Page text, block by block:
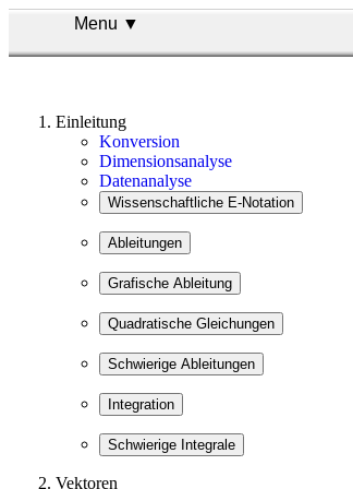
Menu ▼
Einleitung
Konversion
Dimensionsanalyse
Datenanalyse
Vektoren